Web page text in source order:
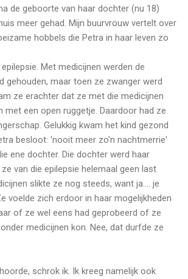
de geboorte van haar dochter (nu 18)
meer gehad. Mijn buurvrouw vertelt over
hobbels die Petra in haar leven zo
Met medicijnen werden de
gehouden, maar toen ze zwanger werd
ze erachter dat ze met die medicijnen
met een open ruggetje. Daardoor had ze
Gelukkig kwam het kind gezond
besloot: 'nooit meer zo'n nachtmerrie'
ene dochter. Die dochter werd haar
van die epilepsie helemaal geen last
slikte ze nog steeds, want ja.... je
voelde zich erdoor in haar mogelijkheden
of ze wel eens had geprobeerd of ze
medicijnen kon. Nee, dat durfde ze
schrok ik. Ik kreeg namelijk ook